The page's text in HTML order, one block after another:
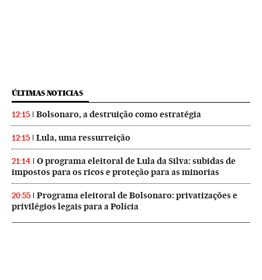
ÚLTIMAS NOTICIAS
12:15 Bolsonaro, a destruição como estratégia
12:15 Lula, uma ressurreição
21:14
O programa eleitoral de Lula da Silva: subidas de
impostos para os ricos e proteção para as minorias
20:55
Programa eleitoral de Bolsonaro: privatizações e
privilégios legais para a Polícia